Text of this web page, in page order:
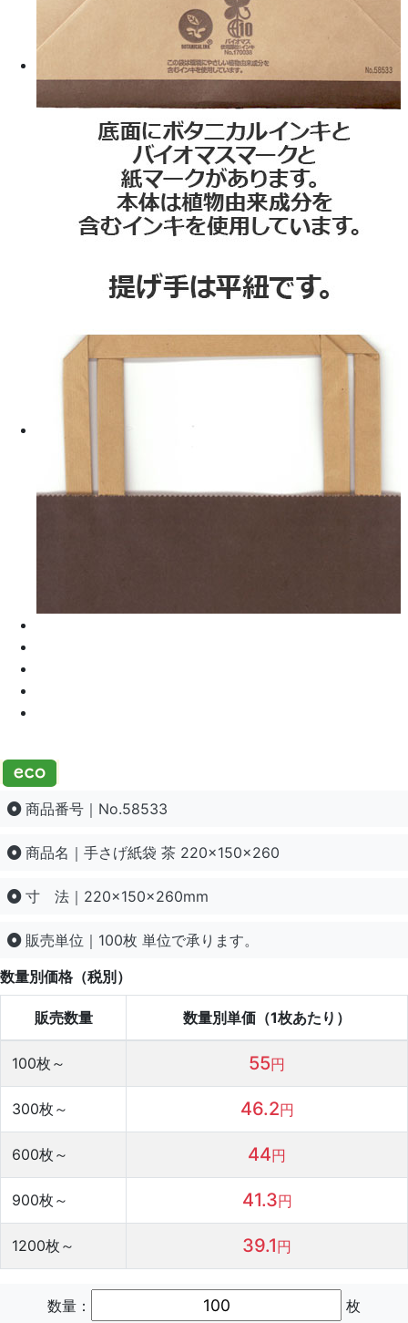
商品番号｜No.58533
商品名｜手さげ紙袋 茶 220×150×260
寸 法｜220×150×260mm
販売単位｜100枚 単位で承ります。
数量別価格（税別）
販売数量 数量別単価（1枚あたり）
100枚～ 55円
300枚～ 46.2円
600枚～ 44円
900枚～ 41.3円
1200枚～ 39.1円
数量： 枚